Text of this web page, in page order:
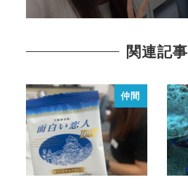
関連記事
仲間